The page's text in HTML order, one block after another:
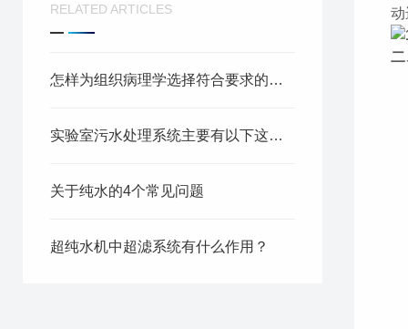
RELATED ARTICLES
怎样为组织病理学选择符合要求的超纯水用水需求
实验室污水处理系统主要有以下这些优势！
关于纯水的4个常见问题
超纯水机中超滤系统有什么作用？
动
二